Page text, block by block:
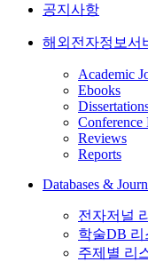
공지사항
해외전자정보서
Academic
Ebooks
Conference
Reviews
Reports
Databases &
전자저널
학술DB 리
주제별 리